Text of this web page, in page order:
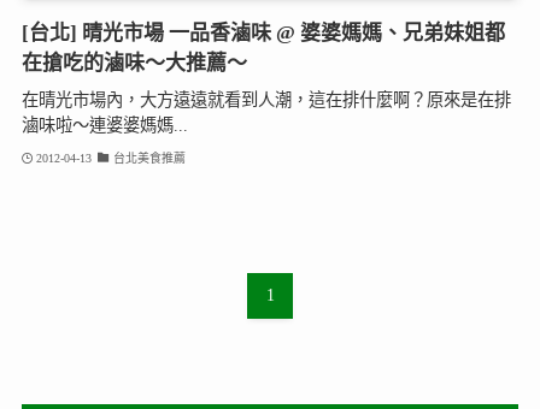
[台北] 晴光市場 一品香滷味 @ 婆婆媽媽、兄弟妹姐都
在搶吃的滷味～大推薦～
在晴光市場內，大方遠遠就看到人潮，這在排什麼啊？原來是在排
滷味啦～連婆婆媽媽...
2012-04-13 台北美食推薦
1